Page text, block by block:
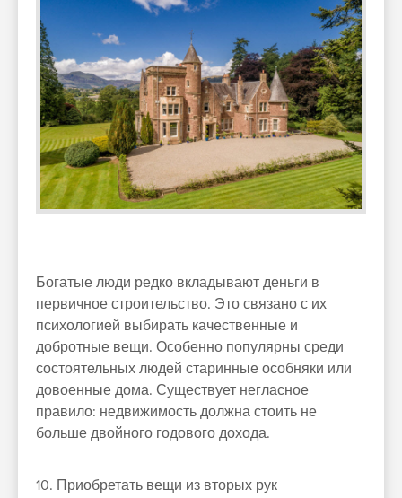
Богатые люди редко вкладывают деньги в
первичное строительство. Это связано с их
психологией выбирать качественные и
добротные вещи. Особенно популярны среди
состоятельных людей старинные особняки или
довоенные дома. Существует негласное
правило: недвижимость должна стоить не
больше двойного годового дохода.
10. Приобретать вещи из вторых рук